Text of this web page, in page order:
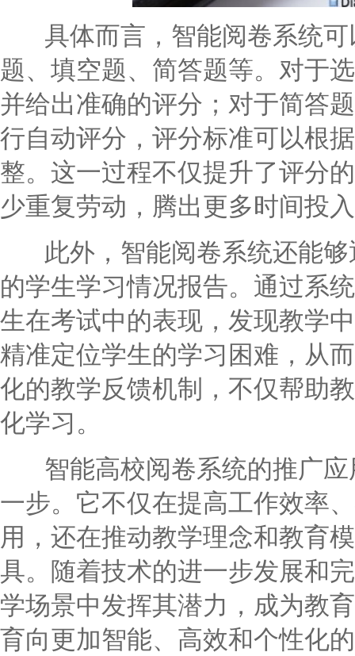
具体而言，智能阅卷系统可
题、填空题、简答题等。对于
并给出准确的评分；对于简答
行自动评分，评分标准可以根
整。这一过程不仅提升了评分
少重复劳动，腾出更多时间投
此外，智能阅卷系统还能够
的学生学习情况报告。通过系
生在考试中的表现，发现教学
精准定位学生的学习困难，从
化的教学反馈机制，不仅帮助
化学习。
智能高校阅卷系统的推广应
一步。它不仅在提高工作效率
用，还在推动教学理念和教育
具。随着技术的进一步发展和
学场景中发挥其潜力，成为教
育向更加智能、高效和个性化